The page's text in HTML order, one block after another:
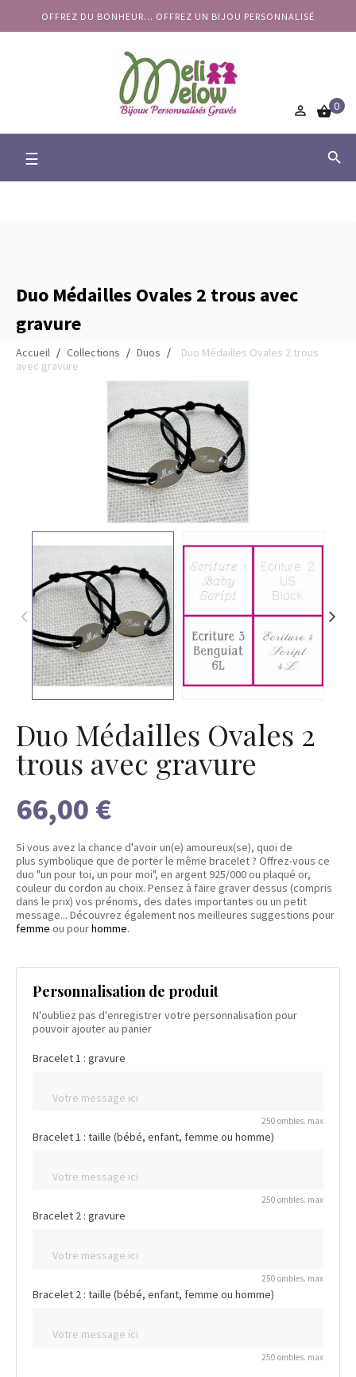
OFFREZ DU BONHEUR... OFFREZ UN BIJOU PERSONNALISÉ
 0
Basculer
☰ 
Duo Médailles Ovales 2 trous avec
gravure
Accueil Collections Duos
Duo Médailles Ovales 2 trous
avec gravure
Duo Médailles Ovales 2
trous avec gravure
66,00 €
Si vous avez la chance d'avoir un(e) amoureux(se), quoi de
plus symbolique que de porter le même bracelet ? Offrez-vous ce
duo "un pour toi, un pour moi", en argent 925/000 ou plaqué or,
couleur du cordon au choix. Pensez à faire graver dessus (compris
dans le prix) vos prénoms, des dates importantes ou un petit
message... Découvrez également nos meilleures suggestions pour
femme ou pourhomme.
Personnalisation de produit
N'oubliez pas d'enregistrer votre personnalisation pour
pouvoir ajouter au panier
Bracelet 1 : gravure
250 ombles. max
Bracelet 1 : taille (bébé, enfant, femme ou homme)
250 ombles. max
Bracelet 2 : gravure
250 ombles. max
Bracelet 2 : taille (bébé, enfant, femme ou homme)
250 ombles. max